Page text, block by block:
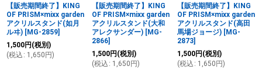
【販売期間終了】KING
OF PRISM×mixx garden
アクリルスタンド(如月
ルヰ) [MG-2859]
1,500円 (税別)
(税込 : 1,650 円)
【販売期間終了】KING
OF PRISM×mixx garden
アクリルスタンド(大和
アレクサンダー) [MG-
2866]
1,500円 (税別)
(税込 : 1,650 円)
【販売期間終了】KING
OF PRISM×mixx garden
アクリルスタンド(高田
馬場ジョージ) [MG-
2873]
1,500円 (税別)
(税込 : 1,650 円)